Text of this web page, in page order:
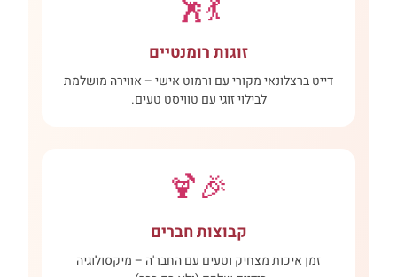
💃🕺
זוגות רומנטיים
דייט ברצלונאי מקורי עם ורמוט אישי – אווירה מושלמת
לבילוי זוגי עם טוויסט טעים.
🎉🍹
קבוצות חברים
זמן איכות מצחיק וטעים עם החבר'ה – מיקסולוגיה